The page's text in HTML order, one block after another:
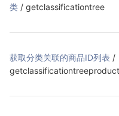
类 / getclassificationtree
获取分类关联的商品ID列表 /
getclassificationtreeproduct